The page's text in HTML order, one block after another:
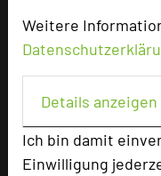
Weitere
Details anzeigen
Ich bin damit
Einwilligung
Ausstellungsfläche
Doppelzimmer
Einzelzimmer
Suiten
Juniorsuiten